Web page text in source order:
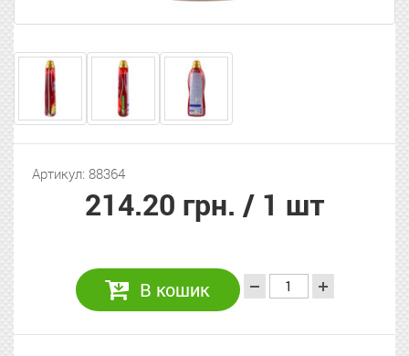
Артикул: 88364
214.20 грн. / 1 шт
В кошик